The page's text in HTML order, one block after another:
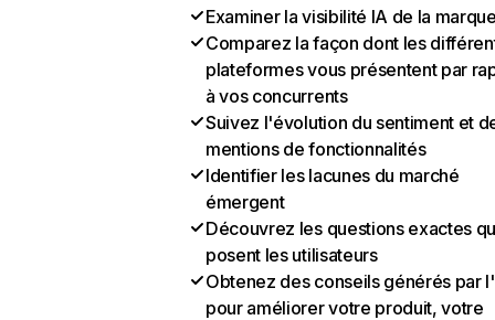
Examiner la visibilité IA de la
Comparez la façon dont les
plateformes vous présentent par
à vos concurrents
Suivez l'évolution du sentiment et
mentions de fonctionnalités
Identifier les lacunes du marché
émergent
Découvrez les questions exactes
posent les utilisateurs
Obtenez des conseils générés par
pour améliorer votre produit, votre